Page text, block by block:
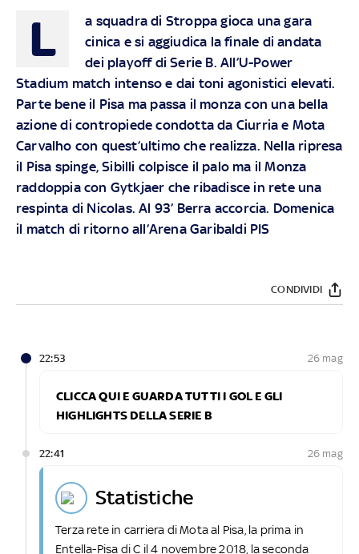
L
a squadra di Stroppa gioca una gara
cinica e si aggiudica la finale di andata
dei playoff di Serie B. All’U-Power
Stadium match intenso e dai toni agonistici elevati.
Parte bene il Pisa ma passa il monza con una bella
azione di contropiede condotta da Ciurria e Mota
Carvalho con quest’ultimo che realizza. Nella ripresa
il Pisa spinge, Sibilli colpisce il palo ma il Monza
raddoppia con Gytkjaer che ribadisce in rete una
respinta di Nicolas. Al 93’ Berra accorcia. Domenica
il match di ritorno all’Arena Garibaldi PIS
CONDIVIDI
22:53 26 mag
CLICCA QUI E GUARDA TUTTI I GOL E GLI
HIGHLIGHTS DELLA SERIE B
22:41 26 mag
statistiche
Terza rete in carriera di Mota al Pisa, la prima in
Entella-Pisa di C il 4 novembre 2018, la seconda